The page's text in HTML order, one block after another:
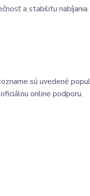
a stabilitu
sú uvedené
online podporu.